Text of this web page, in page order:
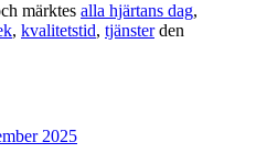
märktes alla hjärtans dag,
, kvalitetstid, tjänsterden
2025